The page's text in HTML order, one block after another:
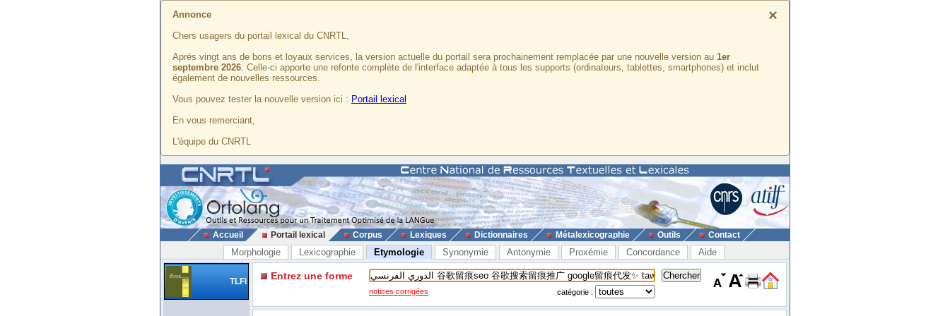
×
Annonce
Chers usagers du portail lexical du CNRTL,
Après vingt ans de bons et loyaux services, la version actuelle du portail sera prochainement remplacée par une nouvelle version au 1er
septembre 2026. Celle-ci apporte une refonte complète de l'interface adaptée à tous les supports (ordinateurs, tablettes, smartphones) et inclut
également de nouvelles ressources.
Vous pouvez tester la nouvelle version ici : Portail lexical
En vous remerciant,
L'équipe du CNRTL
Accueil Portail lexical Corpus Lexiques Dictionnaires Métalexicographie Outils Contact
Morphologie Lexicographie Etymologie Synonymie Antonymie Proxémie Concordance Aide
TLFi Entrez une forme
notices corrigées catégorie :